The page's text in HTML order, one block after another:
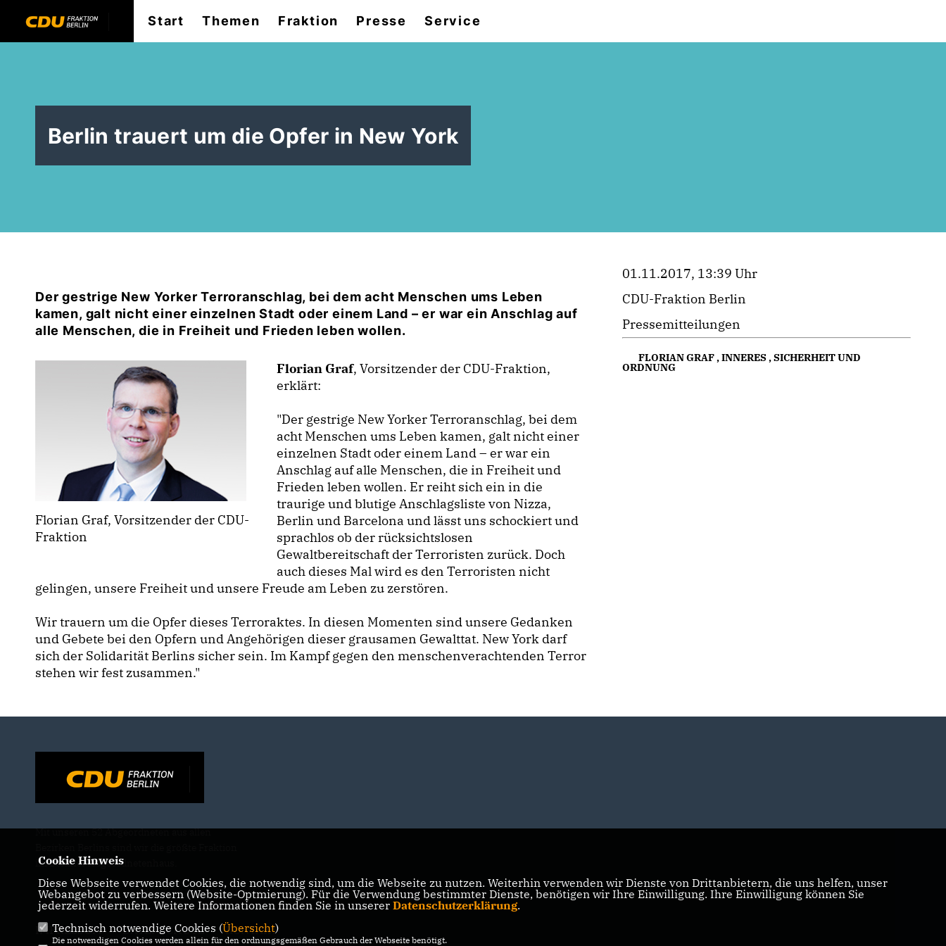
Start Themen Fraktion Presse Service
Berlin trauert um die Opfer in New York
Der gestrige New Yorker Terroranschlag, bei dem acht Menschen ums Leben
kamen, galt nicht einer einzelnen Stadt oder einem Land – er war ein Anschlag auf
alle Menschen, die in Freiheit und Frieden leben wollen.
Florian Graf, Vorsitzender der CDU-
Fraktion
Florian Graf, Vorsitzender der CDU-Fraktion,
erklärt:
"Der gestrige New Yorker Terroranschlag, bei dem
acht Menschen ums Leben kamen, galt nicht einer
einzelnen Stadt oder einem Land – er war ein
Anschlag auf alle Menschen, die in Freiheit und
Frieden leben wollen. Er reiht sich ein in die
traurige und blutige Anschlagsliste von Nizza,
Berlin und Barcelona und lässt uns schockiert und
sprachlos ob der rücksichtslosen
Gewaltbereitschaft der Terroristen zurück. Doch
auch dieses Mal wird es den Terroristen nicht
gelingen, unsere Freiheit und unsere Freude am Leben zu zerstören.
Wir trauern um die Opfer dieses Terroraktes. In diesen Momenten sind unsere Gedanken
und Gebete bei den Opfern und Angehörigen dieser grausamen Gewalttat. New York darf
sich der Solidarität Berlins sicher sein. Im Kampf gegen den menschenverachtenden Terror
stehen wir fest zusammen."
01.11.2017, 13:39 Uhr
CDU-Fraktion Berlin
Pressemitteilungen
FLORIAN GRAF,INNERES ,SICHERHEIT UND
ORDNUNG
Mit unseren 52 Abgeordneten aus allen
im Berliner Abgeordnetenhaus.
IMPRESSUM DATENSCHUTZ KONTAKT
Cookie Hinweis
Diese Webseite verwendet Cookies, die notwendig sind, um die Webseite zu nutzen. Weiterhin verwenden wir Dienste von Drittanbietern, die uns helfen, unser
Webangebot zu verbessern (Website-Optmierung). Für die Verwendung bestimmter Dienste, benötigen wir Ihre Einwilligung. Ihre Einwilligung können Sie
jederzeit widerrufen. Weitere Informationen finden Sie in unserer Datenschutzerklärung.
Technisch notwendige Cookies (Übersicht)
Die notwendigen Cookies werden allein für den ordnungsgemäßen Gebrauch der Webseite benötigt.